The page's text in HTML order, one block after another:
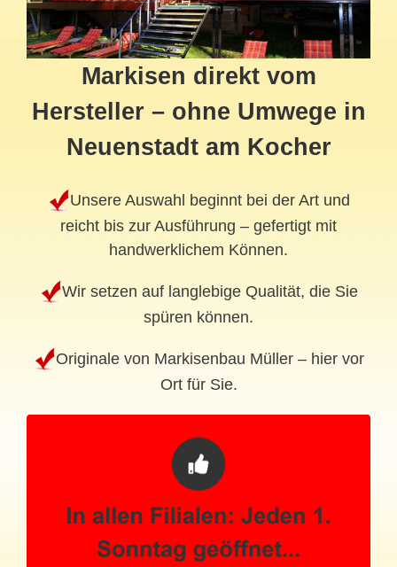
Markisen direkt vom
Hersteller – ohne Umwege in
Neuenstadt am Kocher
Unsere Auswahl beginnt bei der Art und
reicht bis zur Ausführung – gefertigt mit
handwerklichem Können.
Wir setzen auf langlebige Qualität, die Sie
spüren können.
Originale von Markisenbau Müller – hier vor
Ort für Sie.